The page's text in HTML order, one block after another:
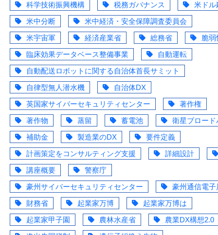
科学技術振興機構
税務ガバナンス
米ドル
米中分断
米中経済・安全保障調査委員会
米宇宙軍
経済産業省 総務省
脆弱
臨床効果データベース整備事業
自動運転
自動配送ロボットに関する自治体首長サミット
自律型無人潜水機
自治体DX
英国家サイバーセキュリティセンター
著作権
著作物
蒸留 蓄電池
衛星ブロード
補助金
製造業のDX
要件定義
計画策定をコンサルティング支援
詳細設計
講座概要
警察庁
豪州サイバーセキュリティセンター
豪州通信電子
財務省
起業家万博
起業家万博は
起業家甲子園
農林水産省
農業DX構想2.0